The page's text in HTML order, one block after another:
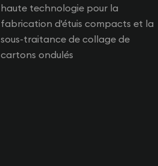
haute technologie pour la
fabrication d'étuis compacts et la
sous-traitance de collage de
cartons ondulés